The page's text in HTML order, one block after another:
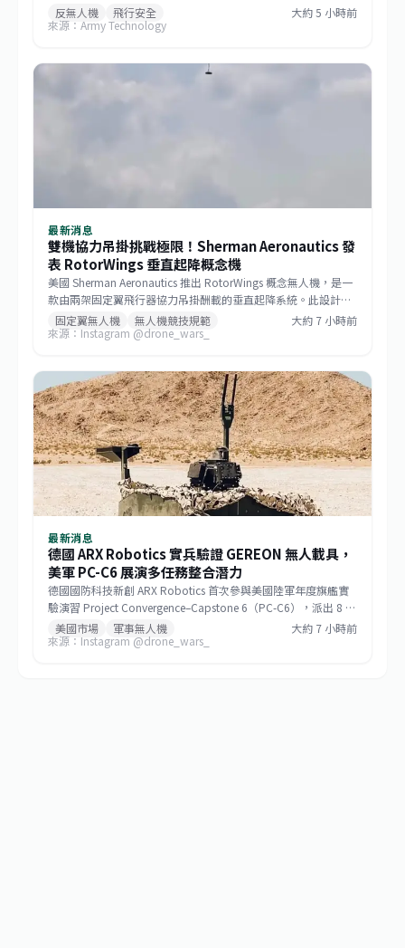
中介軟體解決方案，將雷達、光電/紅外線感測器，乃至於射頻干
擾器等反制設備，整合至單一操作介面。目前該平台正進行驗
應速度，為未來開放式模組化反無人機系統鋪路。
反無人機 飛行安全
大約 5 小時前
來源：Army Technology
最新消息
雙機協力吊掛挑戰極限！Sherman Aeronautics 發
表 RotorWings 垂直起降概念機
美國 Sherman Aeronautics 推出 RotorWings 概念無人機，是一
款由兩架固定翼飛行器協力吊掛酬載的垂直起降系統。此設計正
角逐 DARPA 的「Lift Challenge」，該競賽要求參賽機種在空機
重量不超過 25 公斤的條件下，達成至少 50 公斤的酬載能力，實
固定翼無人機 無人機競技規範
大約 7 小時前
來源：Instagram @drone_wars_
最新消息
德國 ARX Robotics 實兵驗證 GEREON 無人載具，
美軍 PC-C6 展演多任務整合潛力
德國國防科技新創 ARX Robotics 首次參與美國陸軍年度旗艦實
驗演習 Project Convergence–Capstone 6（PC-C6），派出 8 輛
GEREON 無人地面載具，在加州沙漠環境中完成偵察、反無人
機、電子戰、後勤與傷患後送等指定情境。演習結果將直接影響
美國市場 軍事無人機
大約 7 小時前
來源：Instagram @drone_wars_